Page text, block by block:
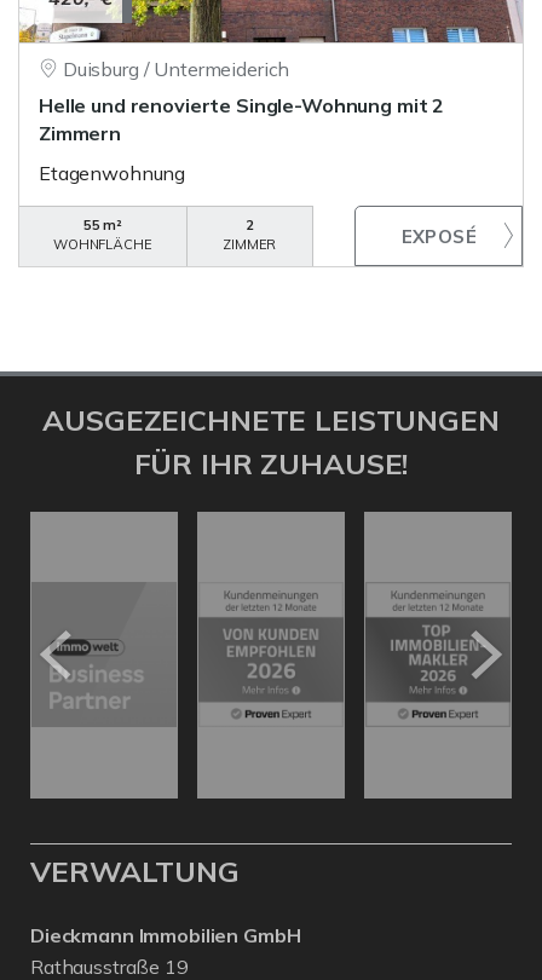
Duisburg / Untermeiderich
Helle und renovierte Single-Wohnung mit 2
Zimmern
Etagenwohnung
55 m²
WOHNFLÄCHE
2
ZIMMER
AUSGEZEICHNETE LEISTUNGEN
FÜR IHR ZUHAUSE!
VERWALTUNG
Dieckmann Immobilien GmbH
Rathausstraße 19